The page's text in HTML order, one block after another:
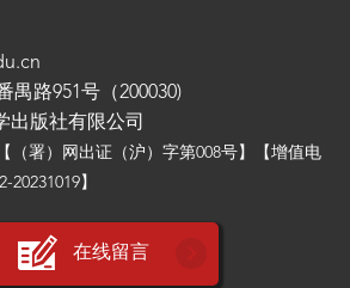
禺路951号（200030)
出版社有限公司
【（署）网出证（沪）字第008号】【增值电
】
在线留言